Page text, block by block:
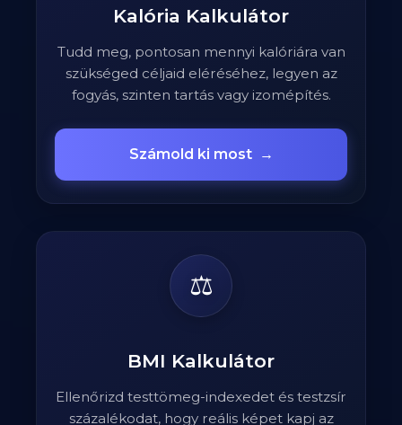
Kalória Kalkulátor
Tudd meg, pontosan mennyi kalóriára van
szükséged céljaid eléréséhez, legyen az
fogyás, szinten tartás vagy izomépítés.
Számold ki most →
⚖️
BMI Kalkulátor
Ellenőrizd testtömeg-indexedet és testzsír
százalékodat, hogy reális képet kapj az